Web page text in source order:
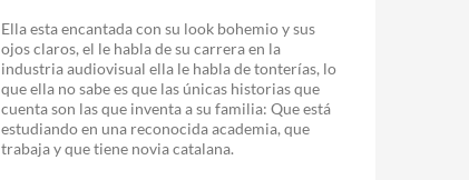
Ella esta encantada con su look bohemio y sus
ojos claros, el le habla de su carrera en la
industria audiovisual ella le habla de tonterías, lo
que ella no sabe es que las únicas historias que
cuenta son las que inventa a su familia: Que está
estudiando en una reconocida academia, que
trabaja y que tiene novia catalana.